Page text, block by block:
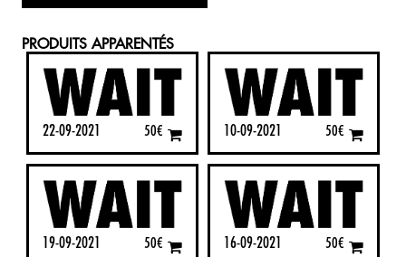
PRODUITS APPARENTÉS
22-09-2021 50€ 10-09-2021 50€
19-09-2021 50€ 16-09-2021 50€